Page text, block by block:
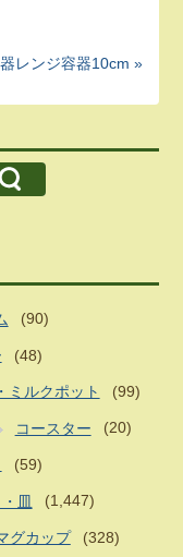
レンジ容器10cm »
(90)
(48)
ミルクポット (99)
コースター (20)
(59)
皿 (1,447)
グカップ (328)